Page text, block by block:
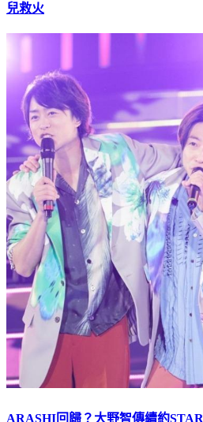
兒救火
ARASHI回歸？大野智傳續約